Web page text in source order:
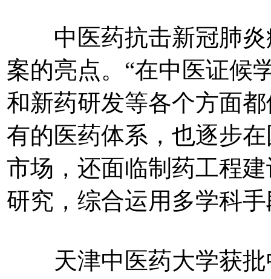
中医药抗击新冠肺炎
案的亮点。“在中医证候
和新药研发等各个方面
有的医药体系，也逐步
市场，还面临制药工程
研究，综合运用多学科
天津中医药大学获批